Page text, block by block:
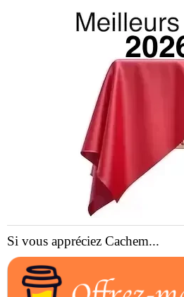
Si vous appréciez Cachem...